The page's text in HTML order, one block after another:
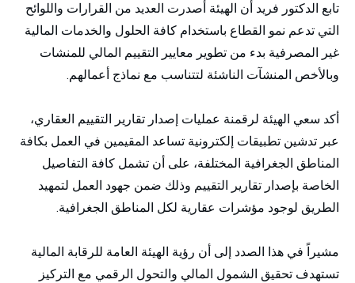
تابع الدكتور فريد أن الهيئة أصدرت العديد من القرارات واللوائح
التي تدعم نمو القطاع باستخدام كافة الحلول والخدمات المالية
غير المصرفية بدء من تطوير معايير التقييم المالي للمنشات
وبالأخص المنشآت الناشئة لتتناسب مع نماذج أعمالهم.
أكد سعي الهيئة لرقمنة عمليات إصدار تقارير التقييم العقاري،
عبر تدشين تطبيقات إلكترونية تساعد المقيمين في العمل بكافة
المناطق الجغرافية المختلفة، على أن تشمل كافة التفاصيل
الخاصة بإصدار تقارير التقييم وذلك ضمن جهود العمل لتمهيد
الطريق لوجود مؤشرات عقارية لكل المناطق الجغرافية.
مشيراً في هذا الصدد إلى أن رؤية الهيئة العامة للرقابة المالية
تستهدف تحقيق الشمول المالي والتحول الرقمي مع التركيز